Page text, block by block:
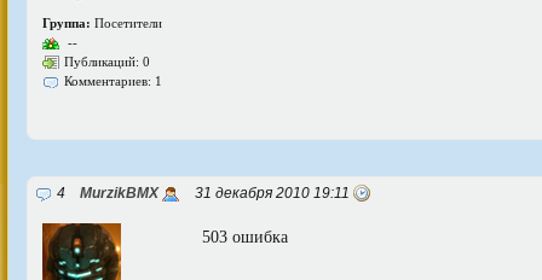
Группа: Посетители
--
Публикаций: 0
Комментариев: 1
4 MurzikBMX 31 декабря 2010 19:11
503 ошибка